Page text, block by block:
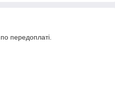
передоплаті.